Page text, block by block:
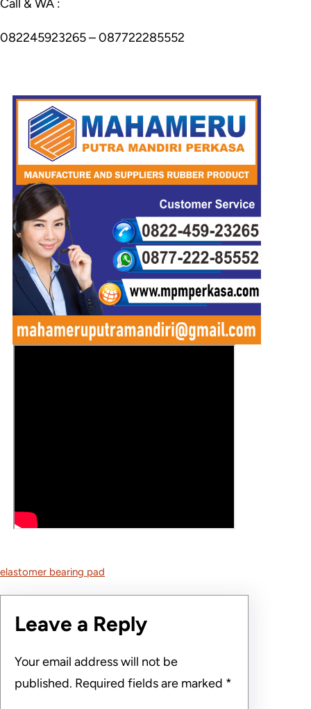
Call & WA :
082245923265 – 087722285552
elastomer bearing pad
Leave a Reply
Your email address will not be
published. Required fields are marked *